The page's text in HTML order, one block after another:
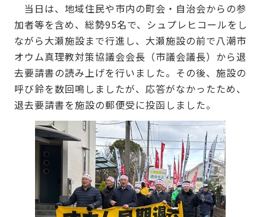
当日は、地域住民や市内の町会・自治会からの参
加者等を含め、総勢95名で、シュプレヒコールをし
ながら大瀬施設まで行進し、大瀬施設の前で八潮市
オウム真理教対策協議会会長（市議会議長）から退
去要請書の読み上げを行いました。その後、施設の
呼び鈴を数回鳴しましたが、応答がなかったため、
退去要請書を施設の郵便受に投函しました。